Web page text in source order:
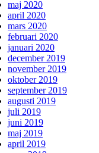
maj 2020
april 2020
mars 2020
februari 2020
januari 2020
december 2019
november 2019
oktober 2019
september 2019
augusti 2019
juli 2019
juni 2019
maj 2019
april 2019